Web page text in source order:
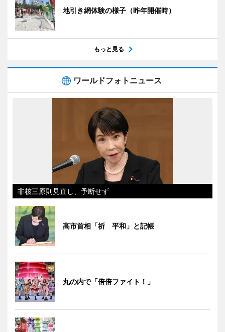
地引き網体験の様子（昨年開催時）
もっと見る
ワールドフォトニュース
非核三原則見直し、予断せず
高市首相「祈 平和」と記帳
丸の内で「倍倍ファイト！」